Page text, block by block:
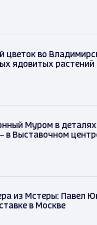
цветок во
ядовитых растений
Муром в
в Выставочном
из Мстеры: Павел
в Москве